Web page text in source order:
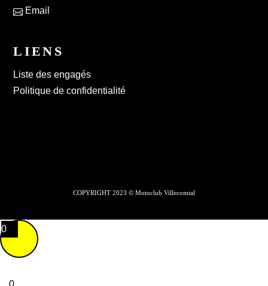
Email
LIENS
Liste des engagés
Politique de confidentialité
COPYRIGHT 2023 © Motoclub Villecomtal
0